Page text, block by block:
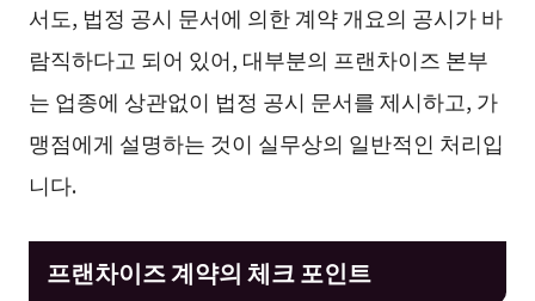
서도, 법정 공시 문서에 의한 계약 개요의 공시가 바
람직하다고 되어 있어, 대부분의 프랜차이즈 본부
는 업종에 상관없이 법정 공시 문서를 제시하고, 가
맹점에게 설명하는 것이 실무상의 일반적인 처리입
니다.
프랜차이즈 계약의 체크 포인트